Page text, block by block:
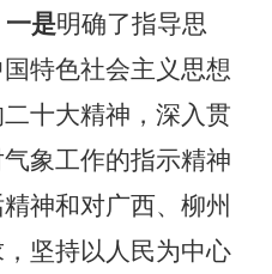
一是明确了指导思
特色社会主义思想
十大精神，深入贯
象工作的指示精神
神和对广西、柳州
坚持以人民为中心